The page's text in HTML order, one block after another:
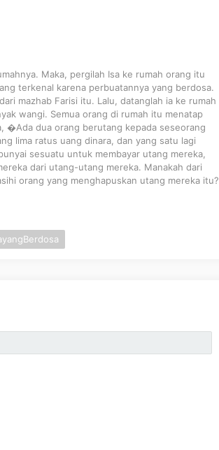
Maka, pergilah Isa ke rumah orang itu
terkenal karena perbuatannya yang berdosa.
mazhab Farisi itu. Lalu, datanglah ia ke rumah
wangi. Semua orang di rumah itu menatap
�Ada dua orang berutang kepada seseorang
lima ratus uang dinara, dan yang satu lagi
sesuatu untuk membayar utang mereka,
dari utang-utang mereka. Manakah dari
orang yang menghapuskan utang mereka itu?